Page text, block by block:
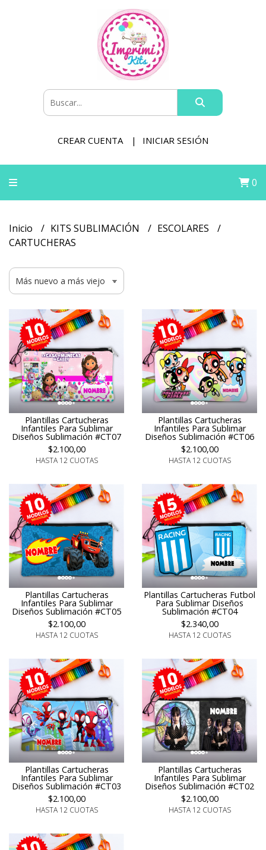
CREAR CUENTA INICIAR SESIÓN
0
Inicio KITS SUBLIMACIÓN
ESCOLARES
CARTUCHERAS
Plantillas Cartucheras
Infantiles Para Sublimar
Diseños Sublimación #CT07
$2.100,00
HASTA 12 CUOTAS
Plantillas Cartucheras
Infantiles Para Sublimar
Diseños Sublimación #CT06
$2.100,00
HASTA 12 CUOTAS
Plantillas Cartucheras
Infantiles Para Sublimar
Diseños Sublimación #CT05
$2.100,00
HASTA 12 CUOTAS
Plantillas Cartucheras Futbol
Para Sublimar Diseños
Sublimación #CT04
$2.340,00
HASTA 12 CUOTAS
Plantillas Cartucheras
Infantiles Para Sublimar
Diseños Sublimación #CT03
$2.100,00
HASTA 12 CUOTAS
Plantillas Cartucheras
Infantiles Para Sublimar
Diseños Sublimación #CT02
$2.100,00
HASTA 12 CUOTAS